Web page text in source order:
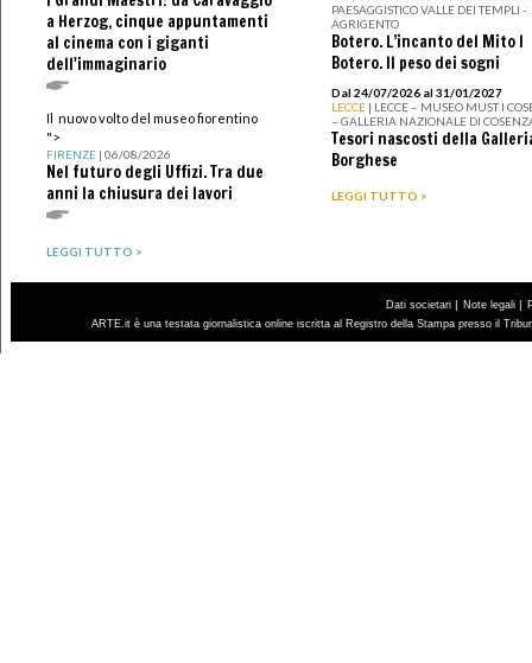
a Herzog, cinque appuntamenti
al cinema con i giganti
dell'immaginario
Il nuovo volto del museo fiorentino
">
FIRENZE| 06/08/2026
Nel futuro degli Uffizi. Tra due
anni la chiusura dei lavori
LEGGI TUTTO >
PAESAGGISTICO VALLE DEI TEMPLI -
AGRIGENTO
Botero. L’incanto del Mito I
Botero. Il peso dei sogni
Dal 24/07/2026 al 31/01/2027
LECCE | LECCE – MUSEO MUST I
– GALLERIA NAZIONALE DI
Tesori nascosti della
Borghese
LEGGI TUTTO >
Dati societari | Note legali |
ARTE.it è una testata giornalistica online iscritta al Registro della Stampa presso il